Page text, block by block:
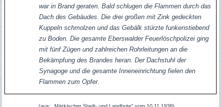
war in Brand geraten. Bald schlugen die Flammen durch das
Dach des Gebäudes. Die drei großen mit Zink gedeckten
Kuppeln schmolzen und das Gebälk stürzte funkenstiebend
zu Boden. Die gesamte Eberswalder Feuerlöschpolizei ging
mit fünf Zügen und zahlreichen Rohrleitungen an die
Bekämpfung des Brandes heran. Der Dachstuhl der
Synagoge und die gesamte Inneneinrichtung fielen den
Flammen zum Opfer.